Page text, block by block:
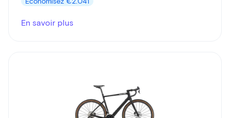
En savoir plus